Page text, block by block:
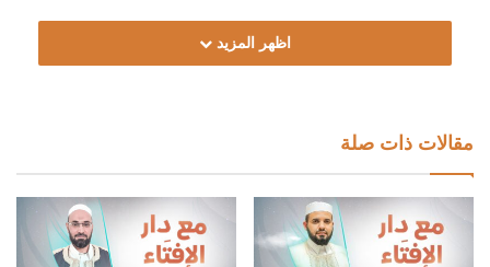
اظهر المزيد
مقالات ذات صلة